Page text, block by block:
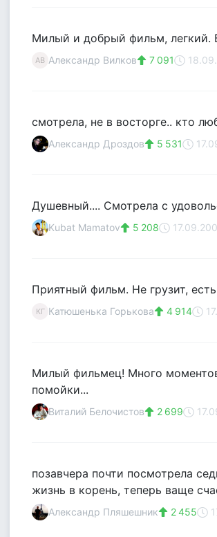
Милый и добрый фильм, легкий.
АВ Александр Вилков 7 091
смотрела, не в восторге.. кто
Александр Дроздов 5 531
Душевный.... Смотрела с
Kubat Mamatov 5 208
Приятный фильм. Не грузит,
КГ Катюшенька Горькова 4 914
Милый фильмец! Много
помойки...
Виталий Белочистов 2 699
позавчера почти посмотрела
жизнь в корень, теперь ваще
Александр Пляшешник 2 455